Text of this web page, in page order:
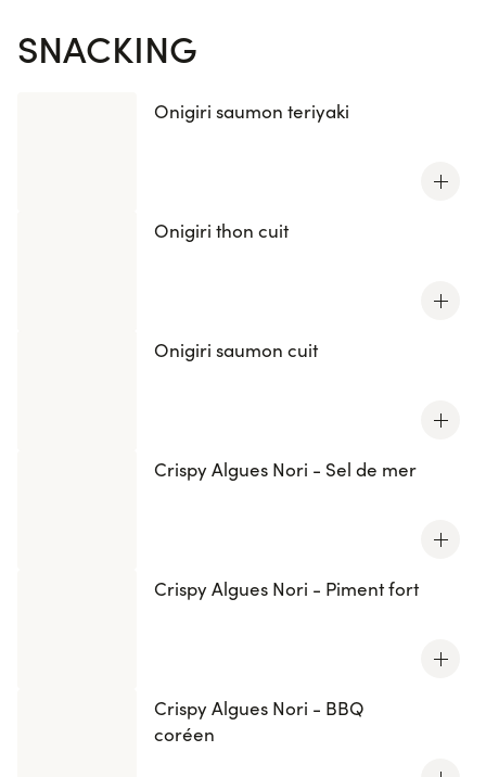
SNACKING
Onigiri saumon teriyaki
Onigiri thon cuit
Onigiri saumon cuit
Crispy Algues Nori - Sel de mer
Crispy Algues Nori - Piment fort
Crispy Algues Nori - BBQ
coréen